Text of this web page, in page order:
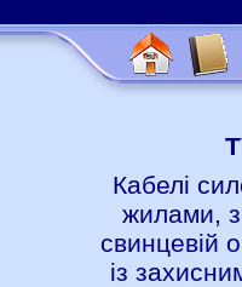
Кабелі
жилами,
свинцевій
із